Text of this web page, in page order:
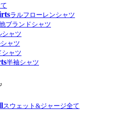
ラルフローレンシャツ
ブランドシャツ
シャツ
ャツ
シャツ
半袖シャツ
スウェット&ジャージ全て